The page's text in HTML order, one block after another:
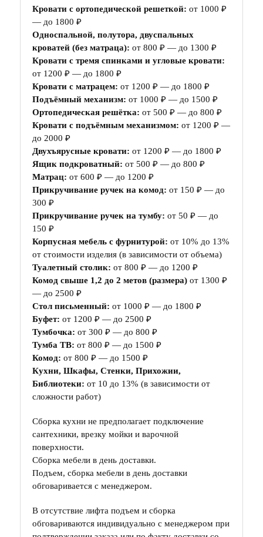
Кровати с ортопедической решеткой: от 1000 ₽
— до 1800 ₽
Односпальной, полутора, двуспальных
кроватей (без матраца): от 800 ₽ — до 1300 ₽
Кровати с тремя спинками и угловые кровати:
от 1200 ₽ — до 1800 ₽
Кровати с матрацем: от 1200 ₽ — до 1800 ₽
Подъёмный механизм: от 1000 ₽ — до 1500 ₽
Ортопедическая решётка: от 500 ₽ — до 800 ₽
Кровати с подъёмным механизмом: от 1200 ₽ —
до 2000 ₽
Двухъярусные кровати: от 1200 ₽ — до 1800 ₽
Ящик подкроватный: от 500 ₽ — до 800 ₽
Матрац: от 600 ₽ — до 1200 ₽
Прикручивание ручек на комод: от 150 ₽ — до
300 ₽
Прикручивание ручек на тумбу: от 50 ₽ — до
150 ₽
Корпусная мебель с фурнитурой: от 10% до 13%
от стоимости изделия (в зависимости от объема)
Туалетный столик: от 800 ₽ — до 1200 ₽
Комод свыше 1,2 до 2 метов (размера) от 1300 ₽
— до 2500 ₽
Стол письменный: от 1000 ₽ — до 1800 ₽
Буфет: от 1200 ₽ — до 2500 ₽
Тумбочка: от 300 ₽ — до 800 ₽
Тумба ТВ: от 800 ₽ — до 1500 ₽
Комод: от 800 ₽ — до 1500 ₽
Кухни, Шкафы, Стенки, Прихожии,
Библиотеки: от 10 до 13% (в зависимости от
сложности работ)
Сборка кухни не предполагает подключение
сантехники, врезку мойки и варочной
поверхности.
Сборка мебели в день доставки.
Подъем, сборка мебели в день доставки
обговаривается с менеджером.
В отсутствие лифта подъем и сборка
обговариваются индивидуально с менеджером при